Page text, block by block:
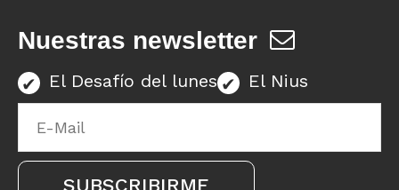
Nuestras newsletter
El Desafío del lunes El Nius